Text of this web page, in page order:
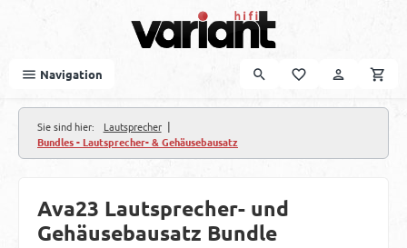
Navigation
Sie sind hier: Lautsprecher |
Bundles - Lautsprecher- & Gehäusebausatz
Ava23 Lautsprecher- und
Gehäusebausatz Bundle